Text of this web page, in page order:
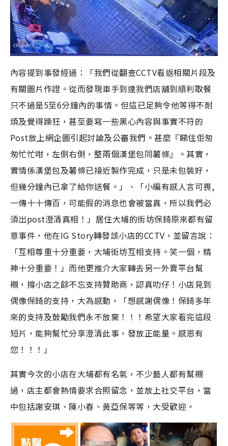
內容提到事發經過：「我們從翻查CCTV看返相關片段及
有關圖片作證。從而發現車手到達我們店舖到順利取餐
只不過是5至6分鐘內的事情。但這已足夠令他等得不耐
煩及覺得躁狂，甚至要寫一些黑心內容與事實不符的
Post放上網企圖引起討論及公審我們。甚麼『睇住佢匆
匆忙忙咁，左側右側，整兩個漢堡包同薯條』。其實，
實情係漢堡包及薯條已接近製作完成，只是未包裝好，
但幾分鐘內已拿了給你送餐。」、「小編有感人言可畏,
一傳十十傳百，可能假的消息也會被當真，所以我們必
須出post澄清真相！」居住大埔的街坊保錡原來都有留
意事件，他在IG Story轉發該小店的CCTV，並留言說：
「互相尊重十分重要，大埔街坊互相支持。笑一個，精
神十分重要！」而他更推介大家轉去另一外賣平台幫
襯，撐小店之餘不忘支持贊助商，認真叻仔！小店見到
偶像保錡的支持，大為感動，「想感謝偶像！保錡多年
來的支持及鼓勵我們永不放棄！！！希望大家看完這段
短片，能夠幫忙分享澄清此事，發放正能量。感恩有
您！！！」
其實今次的小店在大埔都有名氣，不少藝人都有幫襯
過，店主都會熱情要求合照留念，並放上社交平台，當
中包括謝安琪、陳小春、黃亞保等等，大受歡迎。